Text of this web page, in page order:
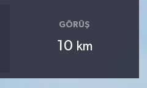
GÖRÜŞ
10 km